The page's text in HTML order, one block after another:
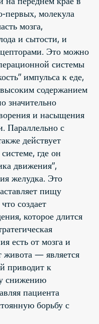
первых, молекула
мозга,
и сытости, и
Это можно
системы
импульса к еде,
содержанием
значительно
и насыщения
Параллельно с
действует
где он
движения”,
желудка. Это
пищу
создает
которое длится
есть от мозга и
— является
приводит к
снижению
пациента
борьбу с